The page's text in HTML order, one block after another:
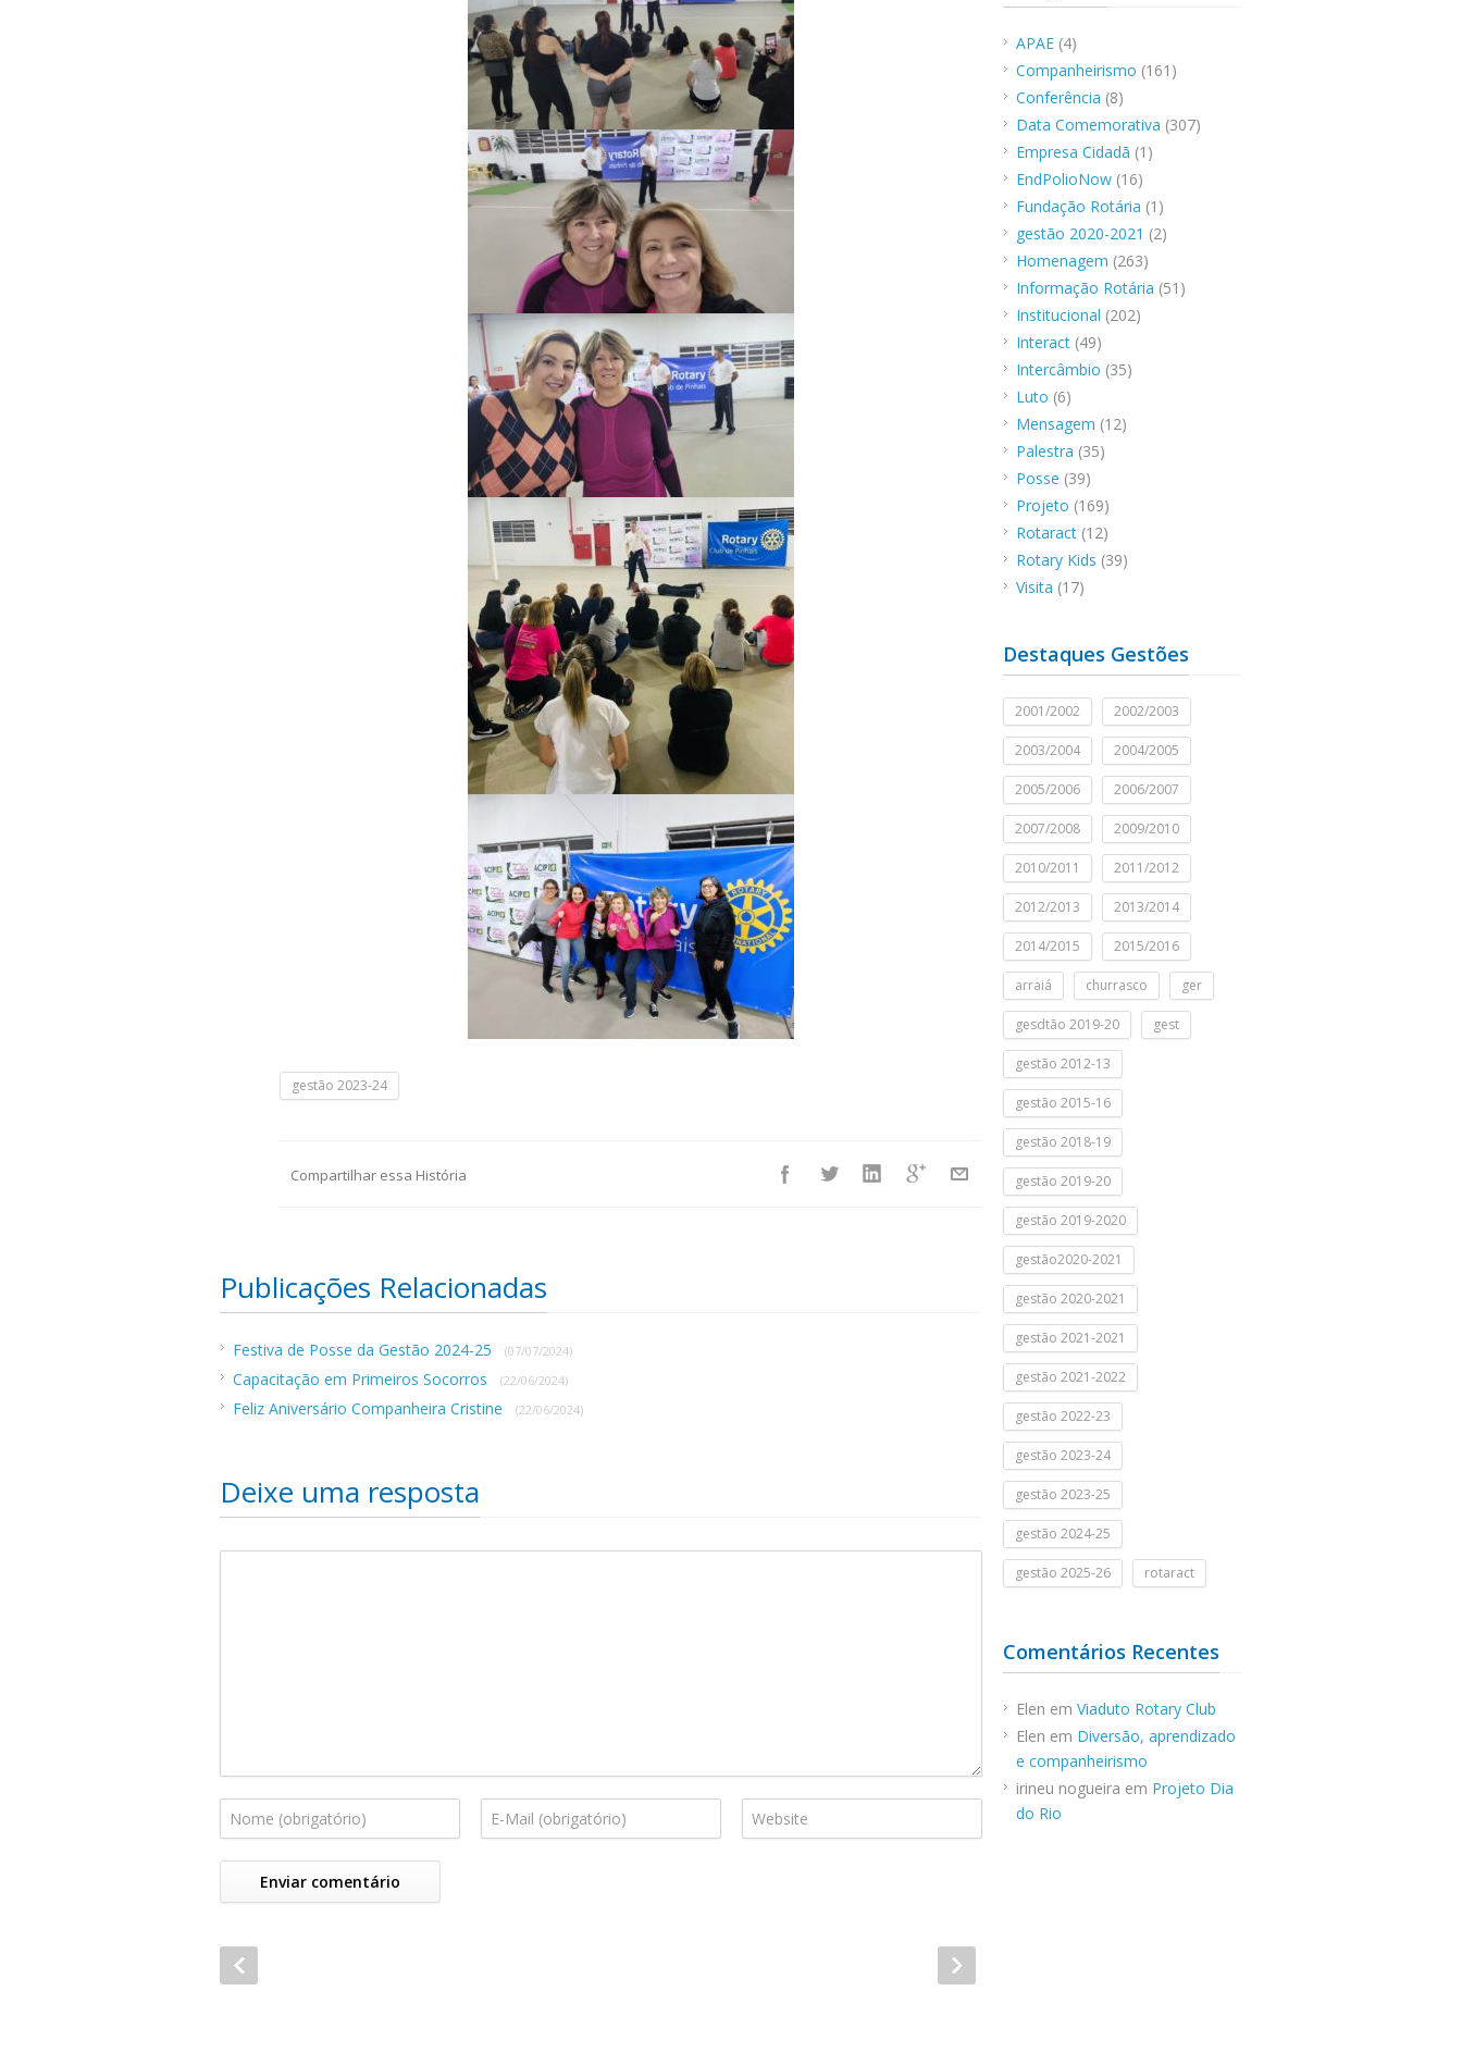
gestão 2023-24
Compartilhar essa História
Publicações Relacionadas
Festiva de Posse da Gestão 2024-25 (07/07/2024)
Capacitação em Primeiros Socorros (22/06/2024)
Feliz Aniversário Companheira Cristine (22/06/2024)
Deixe uma resposta
APAE (4)
Companheirismo (161)
Conferência (8)
Data Comemorativa (307)
Empresa Cidadã (1)
EndPolioNow (16)
Fundação Rotária (1)
gestão 2020-2021 (2)
Homenagem (263)
Informação Rotária (51)
Institucional (202)
Interact (49)
Intercâmbio (35)
Luto (6)
Mensagem (12)
Palestra (35)
Posse (39)
Projeto (169)
Rotaract (12)
Rotary Kids (39)
Visita (17)
Destaques Gestões
2001/2002 2002/2003
2003/2004 2004/2005
2005/2006 2006/2007
2007/2008 2009/2010
2010/2011 2011/2012
2012/2013 2013/2014
2014/2015 2015/2016
arraiá churrasco ger
gesdtão 2019-20 gest
gestão 2012-13
gestão 2015-16
gestão 2018-19
gestão 2019-20
gestão 2019-2020
gestão2020-2021
gestão 2020-2021
gestão 2021-2021
gestão 2021-2022
gestão 2022-23
gestão 2023-24
gestão 2023-25
gestão 2024-25
gestão 2025-26 rotaract
Comentários Recentes
Elen em Viaduto Rotary Club
Elen em Diversão, aprendizado
e companheirismo
irineu nogueira em Projeto Dia
do Rio